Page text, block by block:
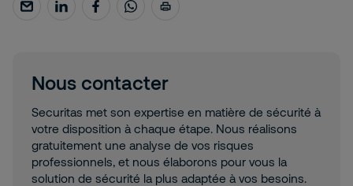
Nous contacter
Securitas met son expertise en matière de sécurité à
votre disposition à chaque étape. Nous réalisons
gratuitement une analyse de vos risques
professionnels, et nous élaborons pour vous la
solution de sécurité la plus adaptée à vos besoins.